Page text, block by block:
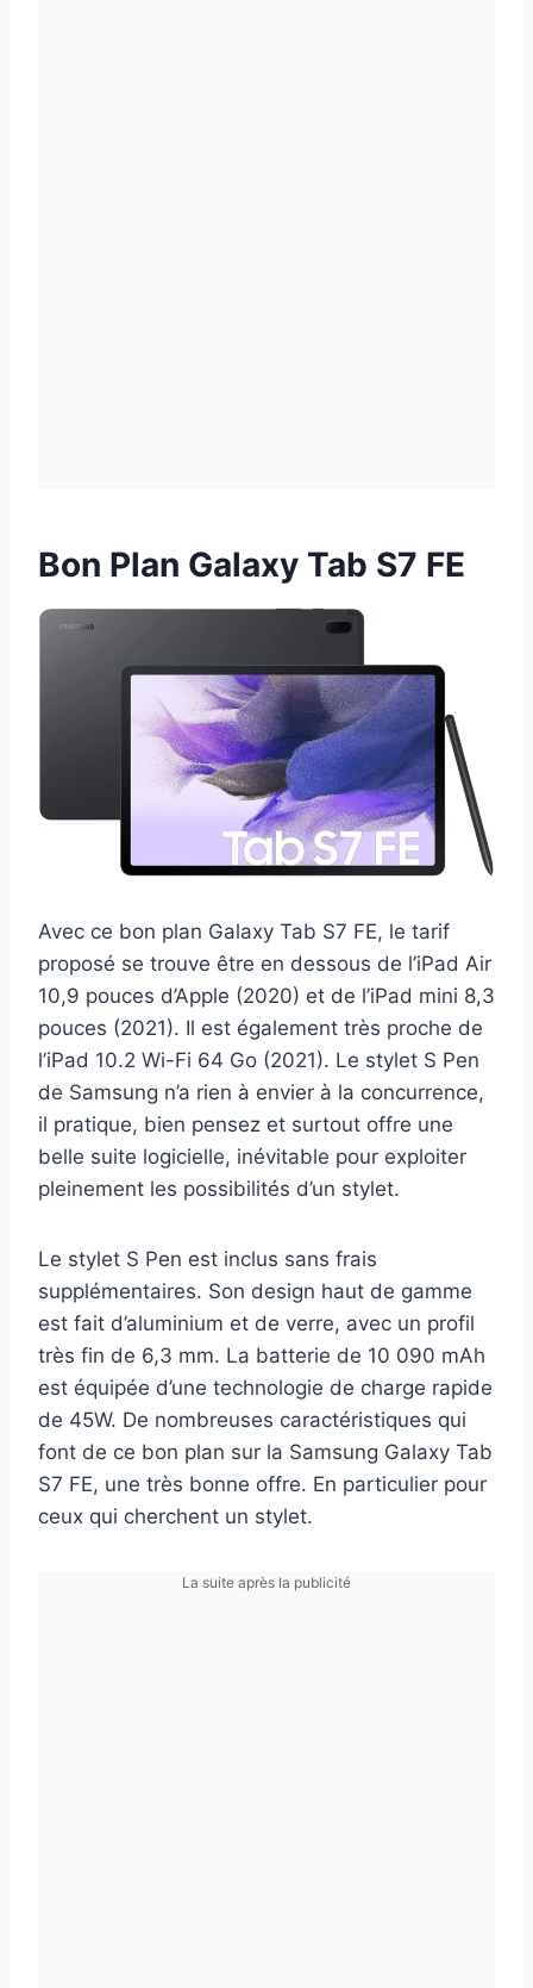
Bon Plan Galaxy Tab S7 FE
Avec ce bon plan Galaxy Tab S7 FE, le tarif
proposé se trouve être en dessous de l’iPad Air
10,9 pouces d’Apple (2020) et de l’iPad mini 8,3
pouces (2021). Il est également très proche de
l’iPad 10.2 Wi-Fi 64 Go (2021). Le stylet S Pen
de Samsung n’a rien à envier à la concurrence,
il pratique, bien pensez et surtout offre une
belle suite logicielle, inévitable pour exploiter
pleinement les possibilités d’un stylet.
Le stylet S Pen est inclus sans frais
supplémentaires. Son design haut de gamme
est fait d’aluminium et de verre, avec un profil
très fin de 6,3 mm. La batterie de 10 090 mAh
est équipée d’une technologie de charge rapide
de 45W. De nombreuses caractéristiques qui
font de ce bon plan sur la Samsung Galaxy Tab
S7 FE, une très bonne offre. En particulier pour
ceux qui cherchent un stylet.
La suite après la publicité